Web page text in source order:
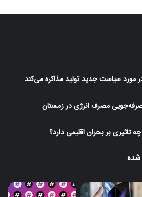
مورد سیاست جدید تولید مذاکره می‌کند
مصرف انرژی در زمستان
تاثیری بر بحران اقلیمی دارد؟
شده